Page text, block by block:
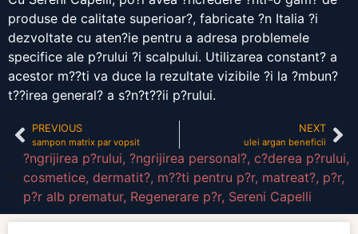
produse de calitate superioar?, fabricate ?n Italia ?i
dezvoltate cu aten?ie pentru a adresa problemele
specifice ale p?rului ?i scalpului. Utilizarea constant? a
acestor m??ti va duce la rezultate vizibile ?i la ?mbun?
t??irea general? a s?n?t??ii p?rului.
PREVIOUS
sampon matrix par vopsit
NEXT
ulei argan beneficii
?ngrijirea p?rului, ?ngrijirea personal?, c?derea p?rului,
cosmetice, dermatit?, m??ti pentru p?r, matreat?, p?r,
p?r alb prematur, Regenerare p?r, Sereni Capelli